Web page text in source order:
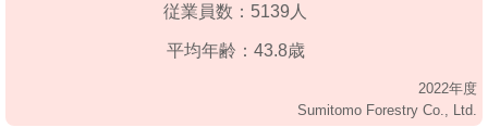
従業員数：5139人
平均年齢：43.8歳
2022年度
Sumitomo Forestry Co., Ltd.